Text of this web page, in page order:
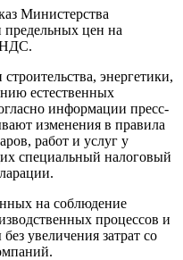
Министерства
предельных цен на
НДС.
энергетики,
естественных
информации пресс-
изменения в правила
работ и услуг у
специальный налоговый
на соблюдение
процессов и
увеличения затрат со